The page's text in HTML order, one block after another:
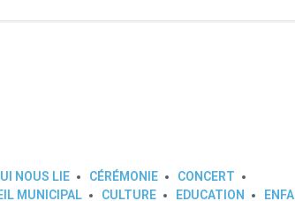
NOUS LIE CÉRÉMONIE
CONCERT
MUNICIPAL CULTURE EDUCATION